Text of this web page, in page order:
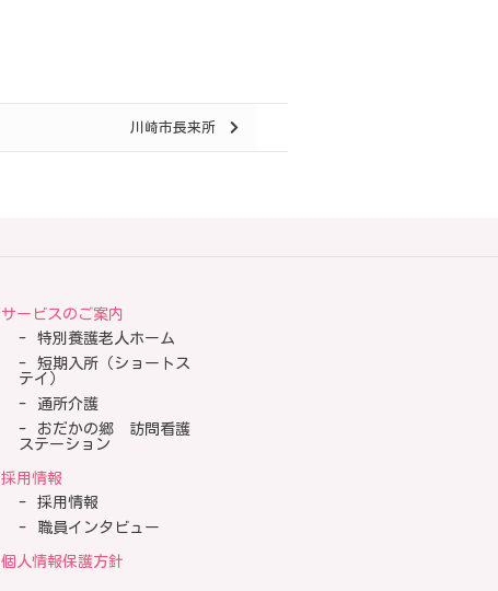
川崎市長来所
サービスのご案内
特別養護老人ホーム
短期入所（ショートス
テイ）
通所介護
おだかの郷 訪問看護
ステーション
採用情報
採用情報
職員インタビュー
個人情報保護方針